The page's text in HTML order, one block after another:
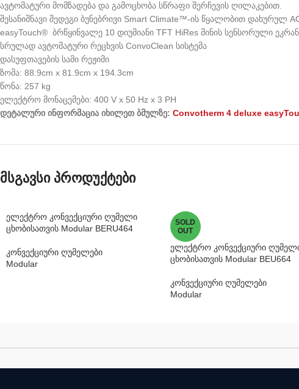
ავტომატური მომზადება და გამოცხობა სწრაფი შერჩევის ღილაკებით.
შესანიშნავი შედეგი ბუნებრივი Smart Climate™-ის წყალობით დახურულ
easyTouch® ბრწყინვალე 10 დიუმიანი TFT HiRes მინის სენსორული
სრულად ავტომატური რეცხვის ConvoClean სისტემა
დასუფთავების სამი რეჟიმი
ზომა: 88.9cm x 81.9cm x 194.3cm
წონა: 257 kg
ელექტრო მონაცემები: 400 V x 50 Hz x 3 PH
დეტალური ინფორმაცია იხილეთ ბმულზე: Convotherm 4 deluxe
მსგავსი პროდუქტები
ელექტრო კონვექციური ღუმელი
ცხობისათვის Modular BERU464
კონვექციური ღუმელები
Modular
SOLD
OUT
ელექტრო კონვექციური
ცხობისათვის Modular BEU664
კონვექციური ღუმელები
Modular